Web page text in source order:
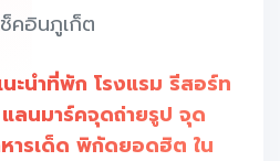
คอินภูเก็ต
ะนำที่พัก โรงแรม รีสอร์ท
ลนมาร์คจุดถ่ายรูป จุด
ารเด็ด พิกัดยอดฮิต ใน